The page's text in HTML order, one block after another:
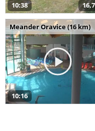
10:38
Meander Oravice (16 km)
10:16